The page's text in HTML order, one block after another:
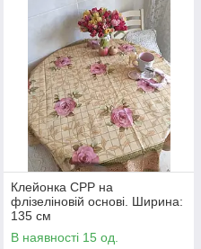
Клейонка CPP на
флізеліновій основі. Ширина:
135 см
В наявності 15 од.